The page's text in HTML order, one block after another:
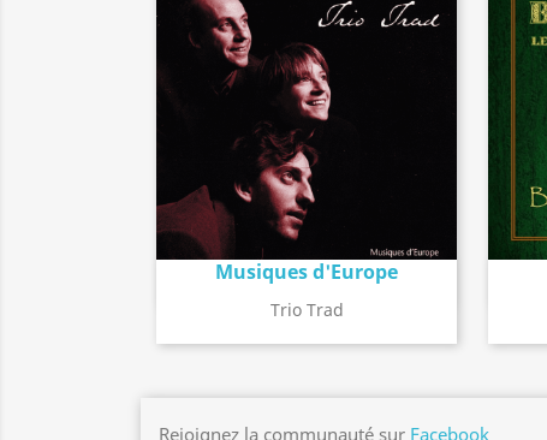
Musiques d'Europe
Trio Trad
searchDétail de l'album
Rejoignez la communauté sur Facebook